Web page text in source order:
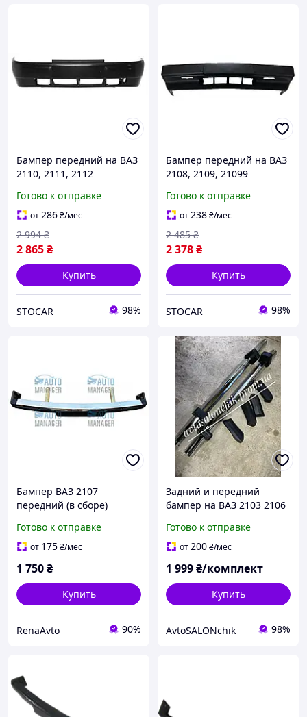
Бампер передний на ВАЗ
2110, 2111, 2112
Готово к отправке
от286₴/мес
2 865₴
2 994 ₴
Купить
STOCAR 98%
Бампер передний на ВАЗ
2108, 2109, 21099
Готово к отправке
от238₴/мес
2 378₴
2 485 ₴
Купить
STOCAR 98%
Бампер ВАЗ 2107
передний (в сборе)
Готово к отправке
от 175₴/мес
1 750₴
Купить
RenaAvto 90%
Задний и передний
бампер на ВАЗ 2103 2106
Готово к отправке
от200₴/мес
1 999₴/комплект
Купить
AvtoSALONchik 98%